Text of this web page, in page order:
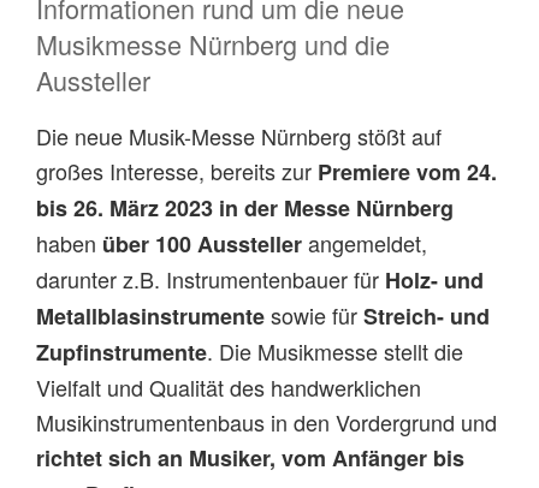
Informationen rund um die neue
Musikmesse Nürnberg und die
Aussteller
Die neue Musik-Messe Nürnberg stößt auf
großes Interesse, bereits zur Premiere vom 24.
bis 26. März 2023 in der Messe Nürnberg
haben über 100 Ausstellerangemeldet,
darunter z.B. Instrumentenbauer für Holz- und
Metallblasinstrumentesowie fürStreich- und
Zupfinstrumente. Die Musikmesse stellt die
Vielfalt und Qualität des handwerklichen
Musikinstrumentenbaus in den Vordergrund und
richtet sich an Musiker, vom Anfänger bis